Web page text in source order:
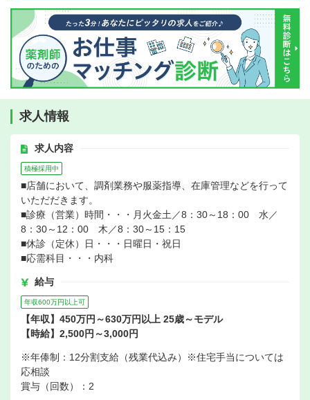
求人情報
求人内容
積極採用中
■店舗において、調剤業務や服薬指導、在庫管理などを行って
いただだきます。
■診療（営業）時間・・・月火金土／8：30～18：00 水／
8：30～12：00 木／8：30～15：15
■休診（定休）日・・・日曜日・祝日
■応需科目・・・内科
給与
年収600万円以上可
【年収】450万円～630万円以上 25歳～モデル
【時給】2,500円～3,000円
※年俸制：12分割支給（残業代込み）※住宅手当については
応相談
賞与（回数）：2